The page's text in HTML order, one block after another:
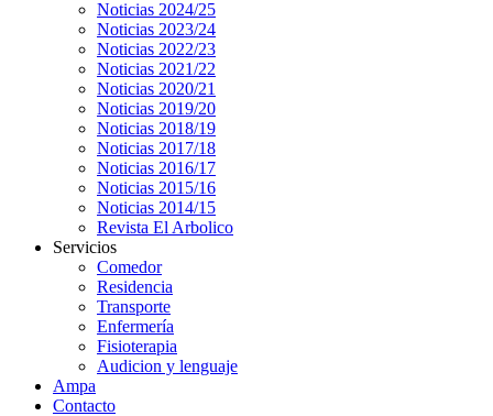
Noticias 2024/25
Noticias 2023/24
Noticias 2022/23
Noticias 2021/22
Noticias 2020/21
Noticias 2019/20
Noticias 2018/19
Noticias 2017/18
Noticias 2016/17
Noticias 2015/16
Noticias 2014/15
Revista El Arbolico
Servicios
Comedor
Residencia
Transporte
Enfermería
Fisioterapia
Audicion y lenguaje
Ampa
Contacto